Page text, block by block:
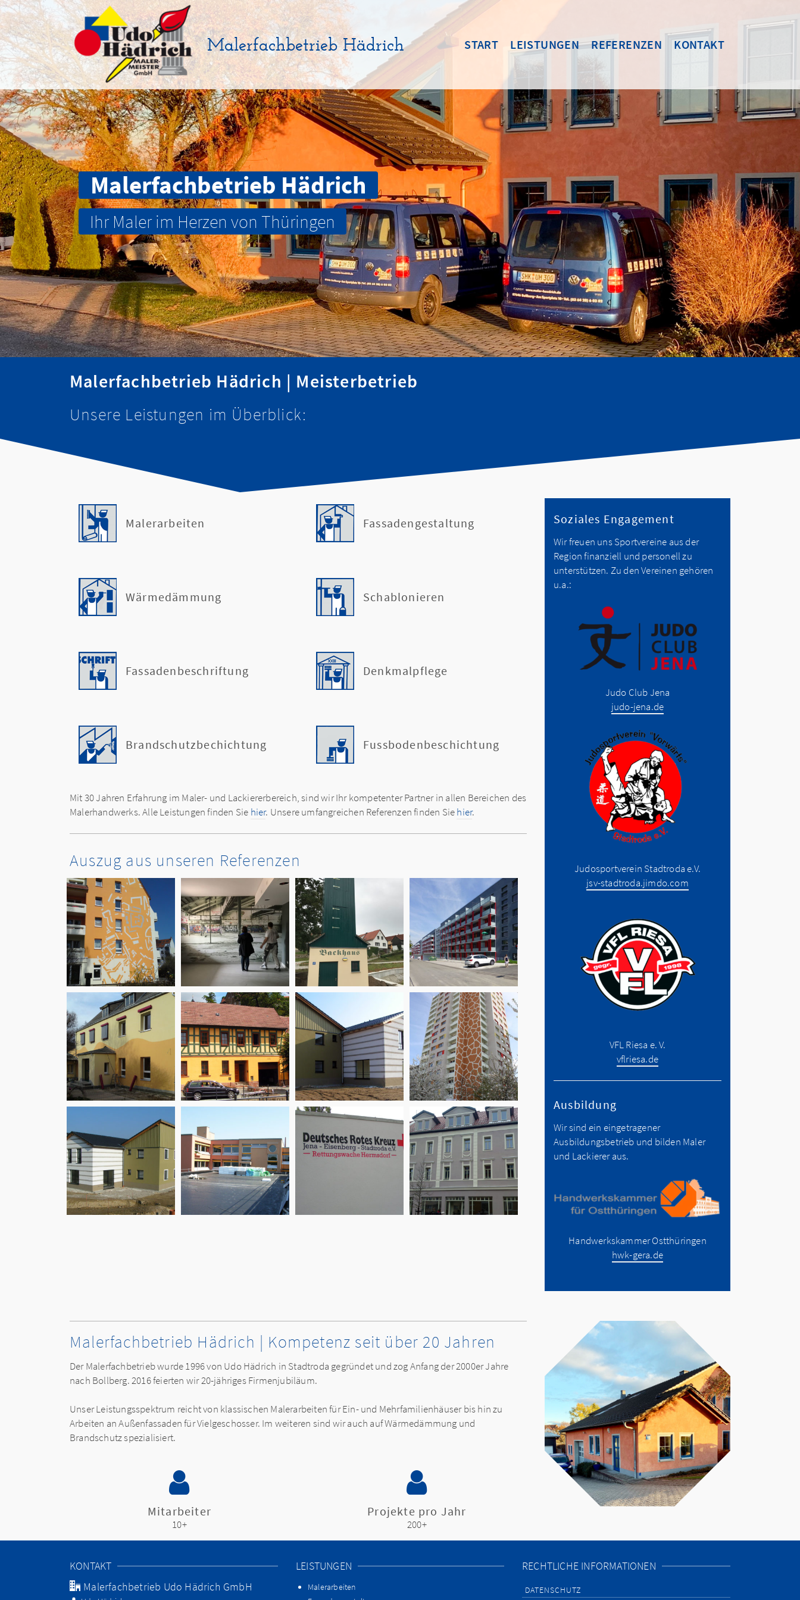
Malerfachbetrieb Hädrich START LEISTUNGEN REFERENZEN KONTAKT
Ihr Maler im Herzen von Thüringen
Malerfachbetrieb Hädrich
Malerfachbetrieb Hädrich | Meisterbetrieb
Unsere Leistungen im Überblick:
Malerarbeiten Fassadengestaltung
Wärmedämmung Schablonieren
Fassadenbeschriftung Denkmalpflege
Brandschutzbechichtung Fussbodenbeschichtung
Mit 30 Jahren Erfahrung im Maler- und Lackiererbereich, sind wir Ihr kompetenter Partner in allen Bereichen des
Malerhandwerks. Alle Leistungen finden Sie hier. Unsere umfangreichen Referenzen finden Siehier.
Auszug aus unseren Referenzen
Soziales Engagement
Wir freuen uns Sportvereine aus der
Region finanziell und personell zu
unterstützen. Zu den Vereinen gehören
u.a.:
Judo Club Jena
judo-jena.de
Judosportverein Stadtroda e.V.
jsv-stadtroda.jimdo.com
VFL Riesa e. V.
vflriesa.de
Ausbildung
Wir sind ein eingetragener
Ausbildungsbetrieb und bilden Maler
und Lackierer aus.
Handwerkskammer Ostthüringen
hwk-gera.de
Malerfachbetrieb Hädrich | Kompetenz seit über 20 Jahren
Der Malerfachbetrieb wurde 1996 von Udo Hädrich in Stadtroda gegründet und zog Anfang der 2000er Jahre
nach Bollberg. 2016 feierten wir 20-jähriges Firmenjubiläum.
Unser Leistungsspektrum reicht von klassischen Malerarbeiten für Ein- und Mehrfamilienhäuser bis hin zu
Arbeiten an Außenfassaden für Vielgeschosser. Im weiteren sind wir auch auf Wärmedämmung und
Brandschutz spezialisiert.
Mitarbeiter
10+
Projekte pro Jahr
200+
KONTAKT
Malerfachbetrieb Udo Hädrich GmbH
LEISTUNGEN
Malerarbeiten
RECHTLICHE INFORMATIONEN
DATENSCHUTZ